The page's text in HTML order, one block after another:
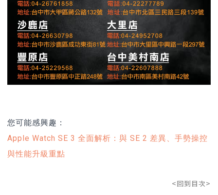
您可能感興趣：
Apple Watch SE 3 全面解析：與 SE 2 差異、手勢操控
與性能升級重點
<回到目次>